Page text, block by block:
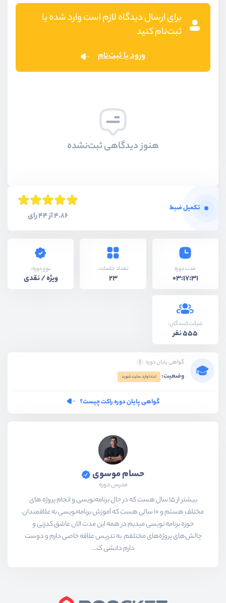
برای ارسال دیدگاه لازم است وارد شده یا
ثبت‌نام کنید
ورود یا ثبت‌نام
هنوز دیدگاهی ثبت‌نشده
تکمیل ضبط
4.86 از 44 رای
مدت دوره
03:17:31
تعداد جلسات:
23
نوع دوره:
ویژه / نقدی
شرکت‌کنندگان:
555 نفر
گواهی پایان دوره
وضعیت: ابتدا وارد سایت شوید
گواهی پایان دوره راکت چیست؟
حسام موسوی
مدرس دوره
بیشتر از ۱۵ سال هست که در حال برنامه‌نویسی و انجام پروژه های
مختلف هستم و ۱۰ سالی هست که آموزش برنامه‌نویسی به علاقمندان
حوزه برنامه نویسی میدیم در همه این مدت الان عاشق کدزنی و
چالش‌های پروژه‌های مختلفم. به تدریس علاقه خاصی دارم و دوست
دارم دانشی ک...